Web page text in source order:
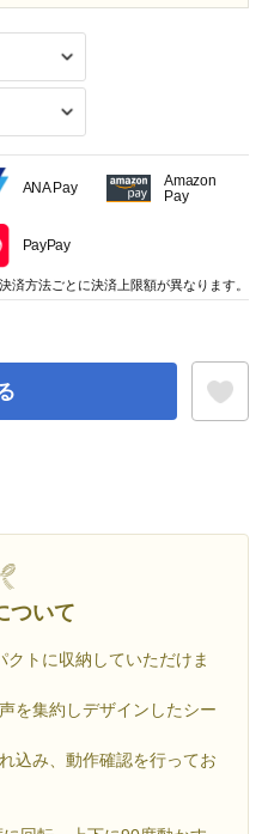
ついて
トに収納していただけま
を集約しデザインしたシー
込み、動作確認を行ってお
ANA Pay
Amazon
Pay
PayPay
決済方法ごとに決済上限額が異なります。